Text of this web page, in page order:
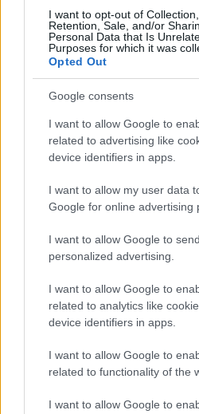
I want to opt-out of Collection,
Retention, Sale, and/or
Personal Data that Is
Purposes for which it was
Opted Out
Google consents
I want to allow Google to
related to advertising like
device identifiers in apps.
I want to allow my user data
Google for online advertising
I want to allow Google to
personalized advertising.
I want to allow Google to
related to analytics like
device identifiers in apps.
I want to allow Google to
related to functionality of the
I want to allow Google to
Az újabb szünetet
érkezett meg a pályára, és
órás (371,767 km/h)
negyedik pozícióban
eredményjelzőre. Rinus
legjobb első kört mutatta
három körben annyira
tel (369,481 km/h) még
elmaradt. Scott
kezdett, de végül ő is csak
érkezett meg a maga
(371,078 km/h) átlagával.
A negyedik trió első